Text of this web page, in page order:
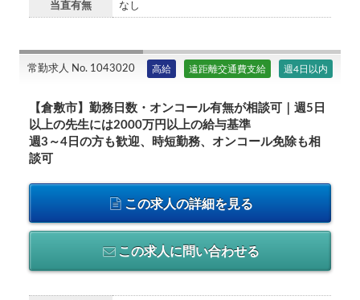
当直有無 なし
常勤求人 No. 1043020 高給 遠距離交通費支給 週4日以内
【倉敷市】勤務日数・オンコール有無が相談可｜週5日
以上の先生には2000万円以上の給与基準
週3～4日の方も歓迎、時短勤務、オンコール免除も相
談可
この求人の詳細を見る
この求人に問い合わせる